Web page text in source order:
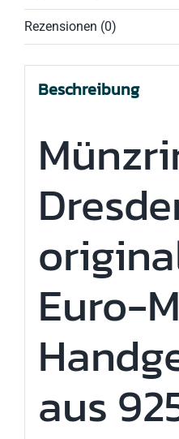
Rezensionen (0)
Beschreibung
Euro-
aus